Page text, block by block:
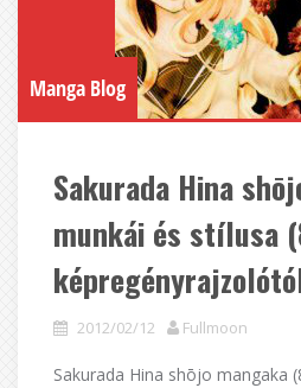
Manga Blog
Sakurada Hina
munkái és stílusa
2012/02/12 Fullmoon
Sakurada Hina shōjo mangaka